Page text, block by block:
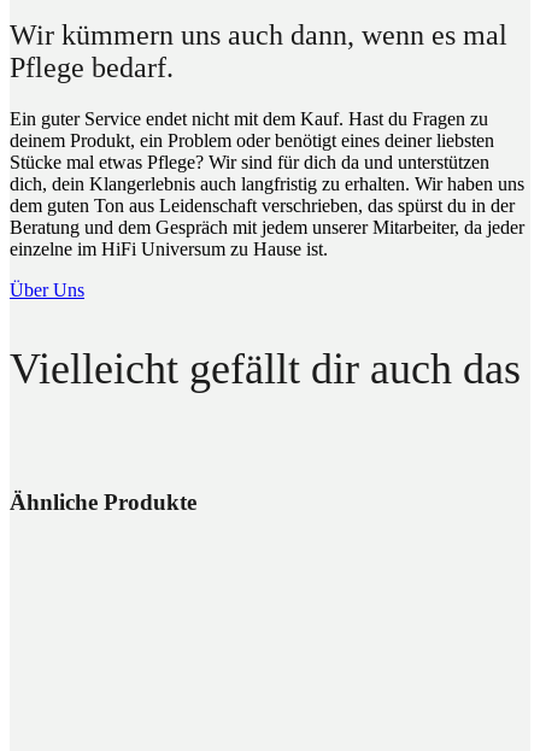
Wir kümmern uns auch dann, wenn es mal
Pflege bedarf.
Ein guter Service endet nicht mit dem Kauf. Hast du Fragen zu
deinem Produkt, ein Problem oder benötigt eines deiner liebsten
Stücke mal etwas Pflege? Wir sind für dich da und unterstützen
dich, dein Klangerlebnis auch langfristig zu erhalten. Wir haben uns
dem guten Ton aus Leidenschaft verschrieben, das spürst du in der
Beratung und dem Gespräch mit jedem unserer Mitarbeiter, da jeder
einzelne im HiFi Universum zu Hause ist.
Über Uns
Vielleicht gefällt dir auch das
Ähnliche Produkte